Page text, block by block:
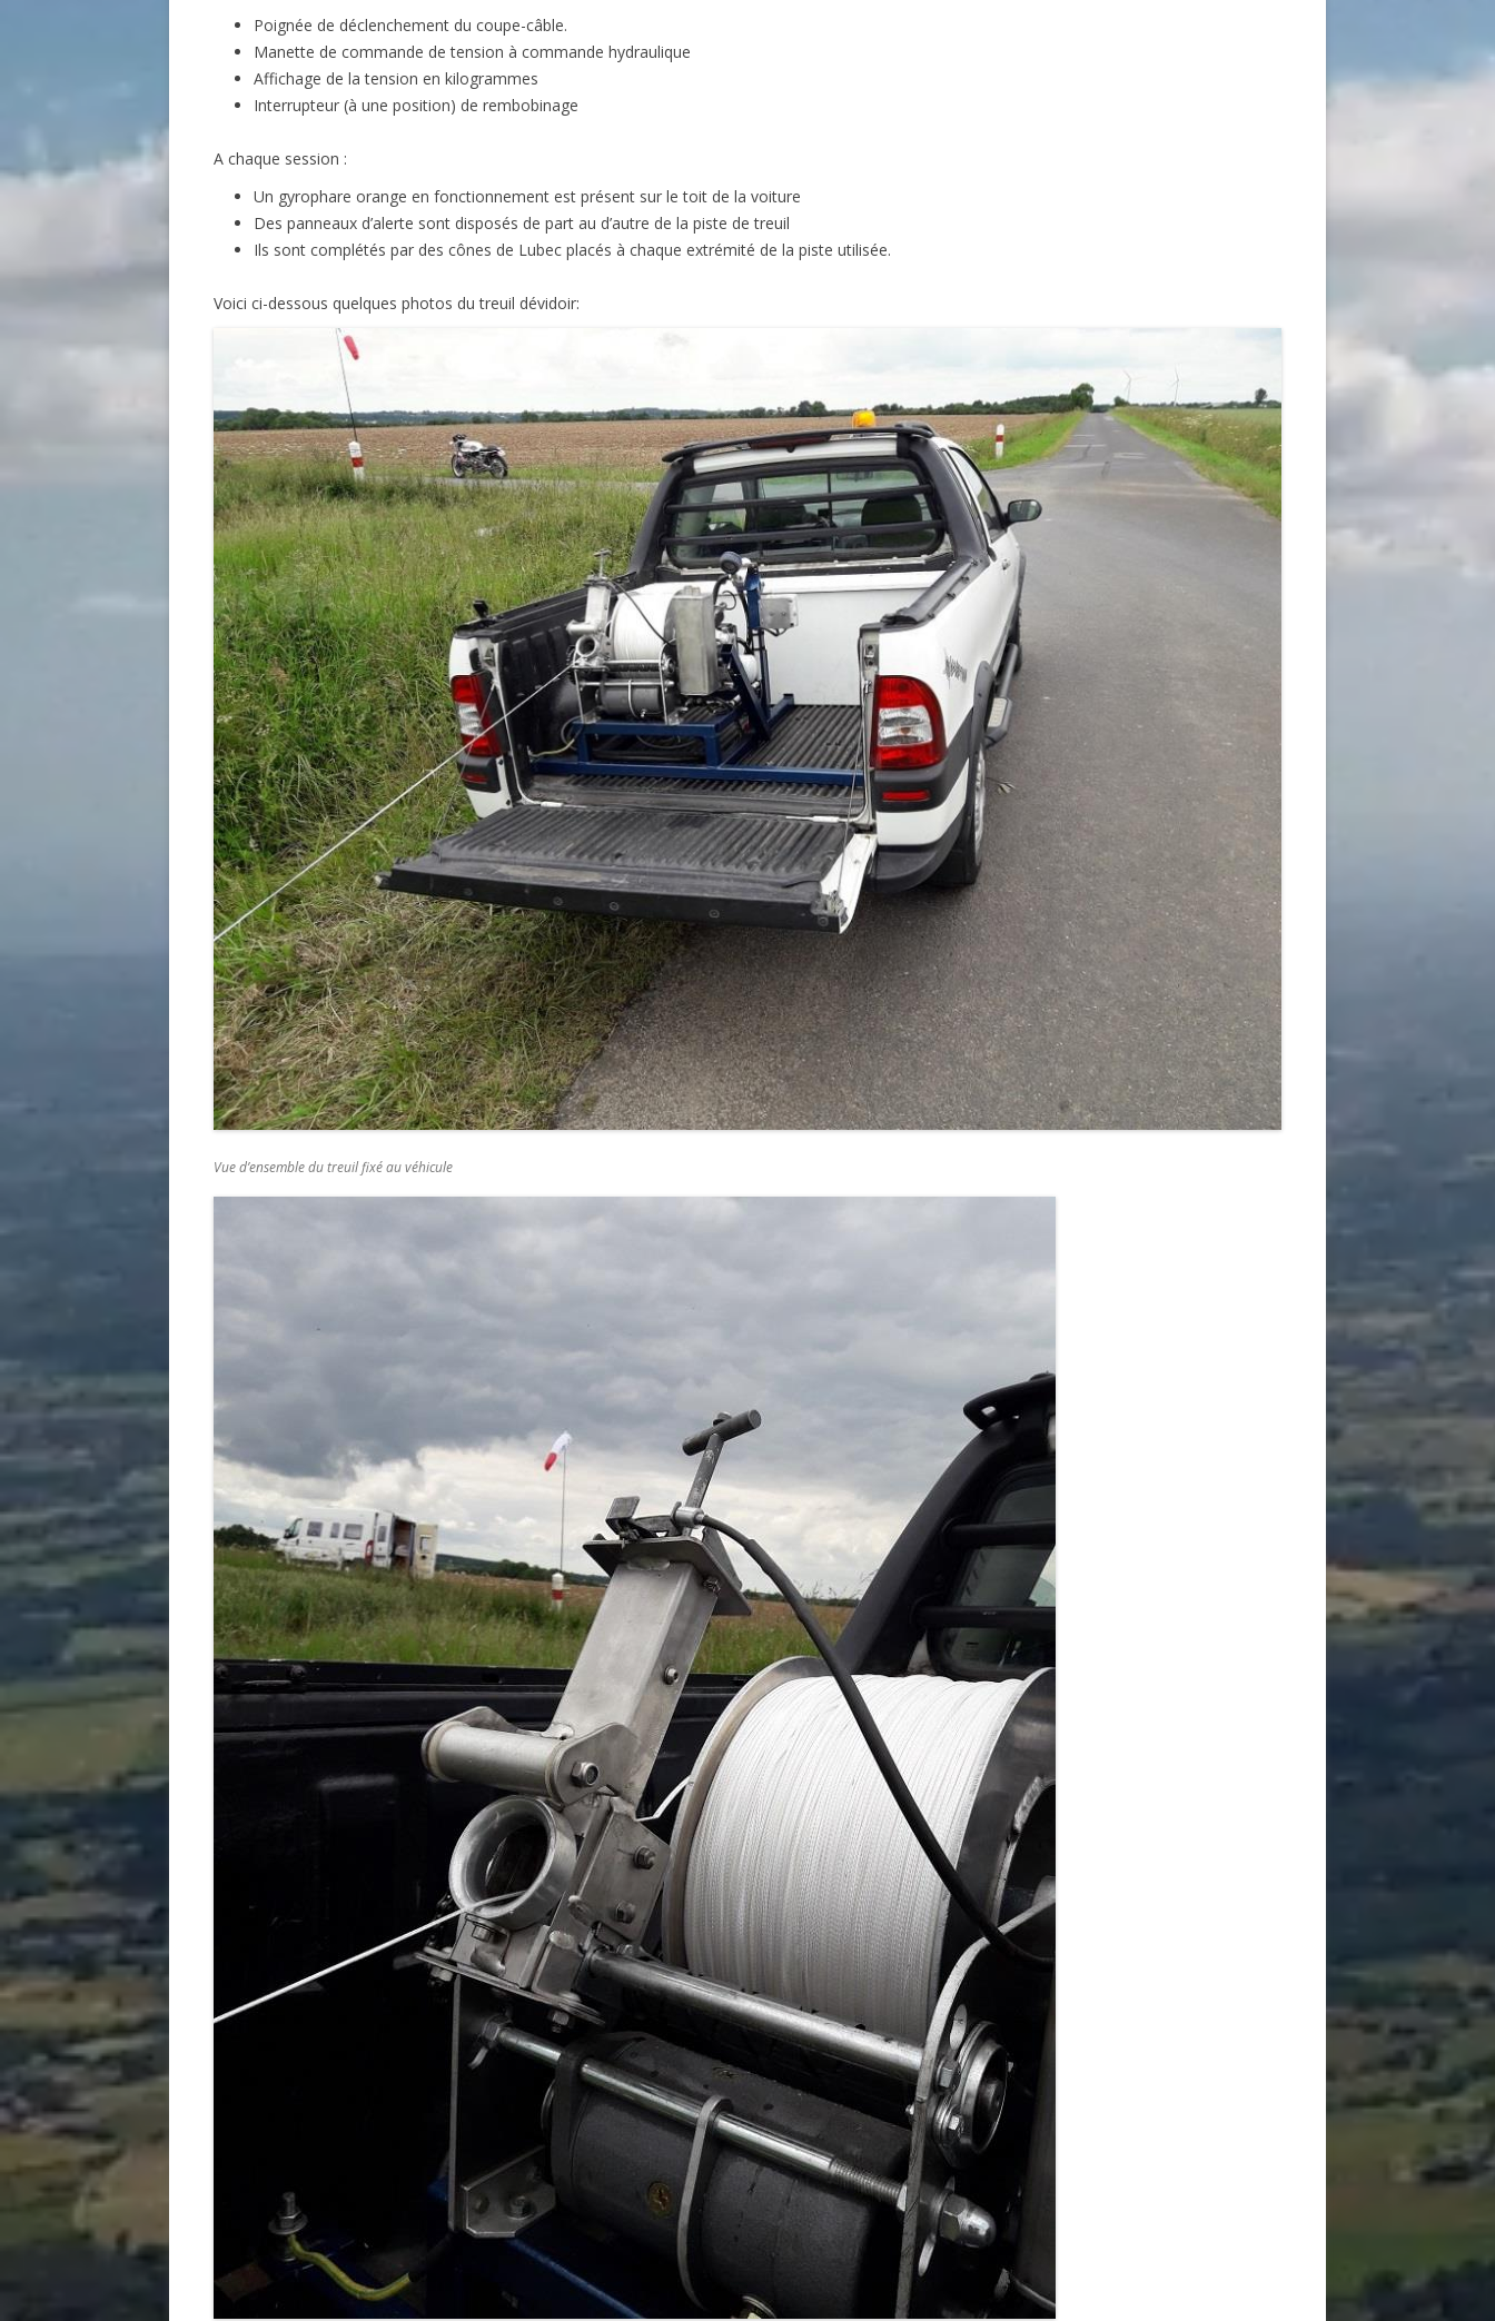
Poignée de déclenchement du coupe-câble.
Manette de commande de tension à commande hydraulique
Affichage de la tension en kilogrammes
Interrupteur (à une position) de rembobinage
A chaque session :
Un gyrophare orange en fonctionnement est présent sur le toit de la voiture
Des panneaux d’alerte sont disposés de part au d’autre de la piste de treuil
Ils sont complétés par des cônes de Lubec placés à chaque extrémité de la piste utilisée.
Voici ci-dessous quelques photos du treuil dévidoir:
Vue d’ensemble du treuil fixé au véhicule